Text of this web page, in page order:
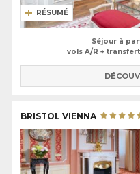
RÉSUMÉ
Séjour à
vols A/R +
BRISTOL VIENNA